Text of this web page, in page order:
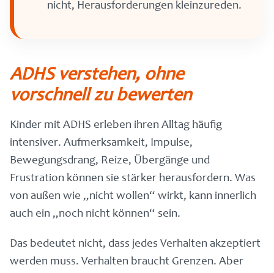
nicht, Herausforderungen kleinzureden.
ADHS verstehen, ohne
vorschnell zu bewerten
Kinder mit ADHS erleben ihren Alltag häufig
intensiver. Aufmerksamkeit, Impulse,
Bewegungsdrang, Reize, Übergänge und
Frustration können sie stärker herausfordern. Was
von außen wie „nicht wollen“ wirkt, kann innerlich
auch ein „noch nicht können“ sein.
Das bedeutet nicht, dass jedes Verhalten akzeptiert
werden muss. Verhalten braucht Grenzen. Aber